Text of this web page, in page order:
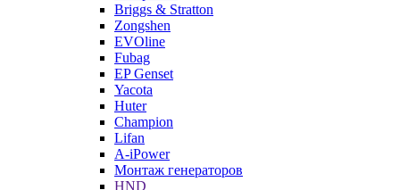
Briggs & Stratton
Zongshen
EVOline
Fubag
EP Genset
Yacota
Huter
Champion
Lifan
A-iPower
Монтаж генераторов
HND